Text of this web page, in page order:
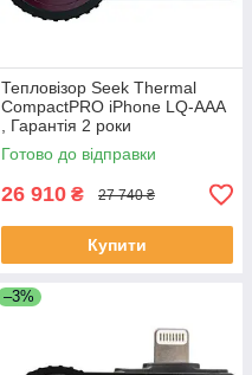
Тепловізор Seek Thermal
CompactPRO iPhone LQ-AAA
, Гарантія 2 роки
Готово до відправки
26 910 ₴ 27 740 ₴
Купити
–3%